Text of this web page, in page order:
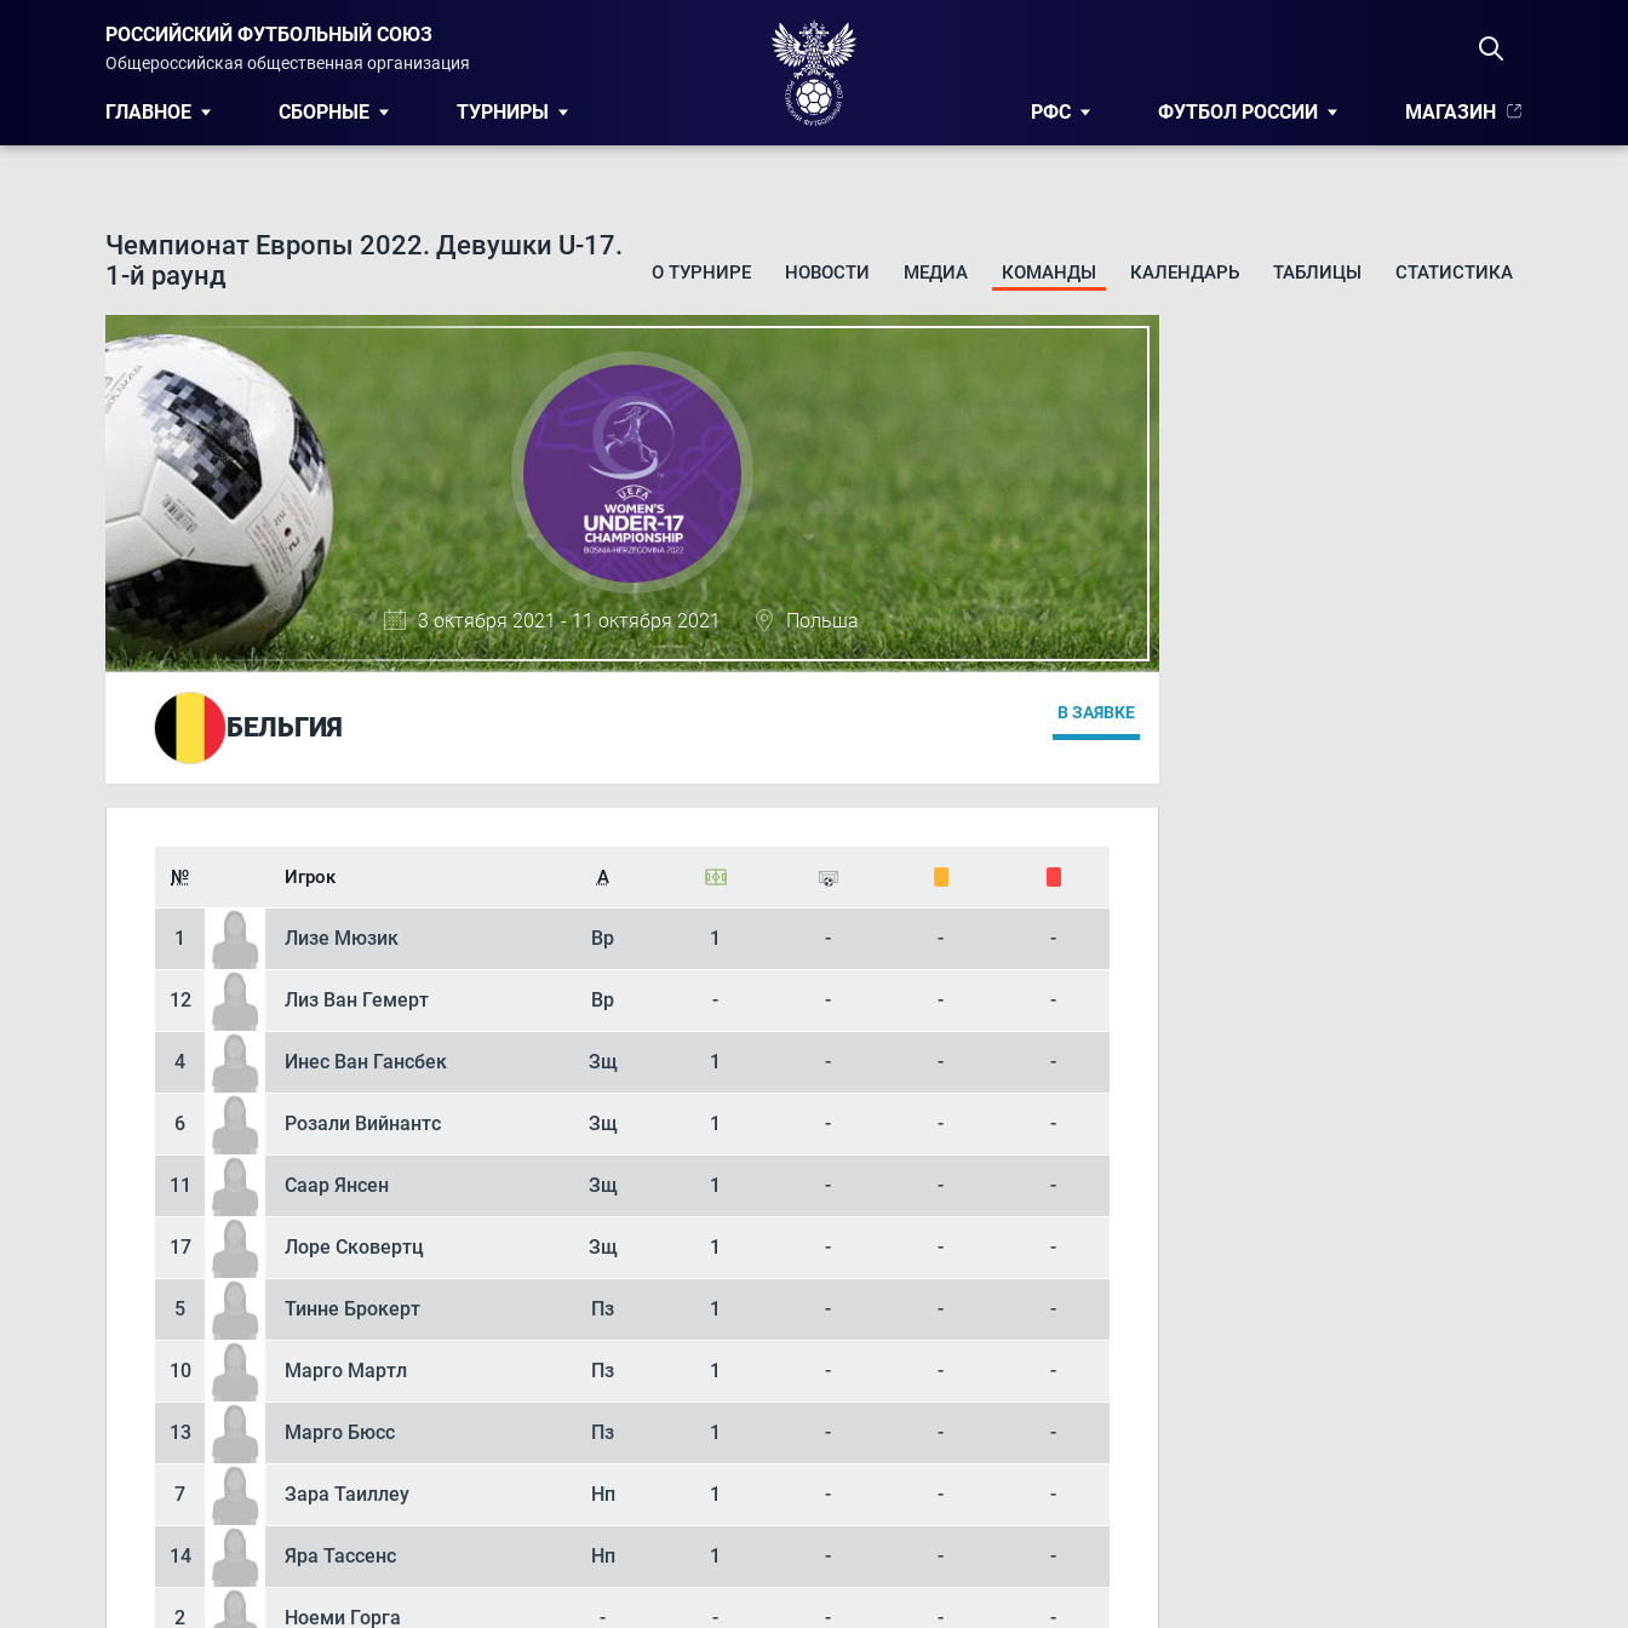
РОССИЙСКИЙ ФУТБОЛЬНЫЙ СОЮЗ
Общероссийская общественная организация
ГЛАВНОЕ СБОРНЫЕ ТУРНИРЫ РФС ФУТБОЛ РОССИИ МАГАЗИН
Чемпионат Европы 2022. Девушки U-17.
1-й раунд
О ТУРНИРЕ НОВОСТИ МЕДИА КОМАНДЫ КАЛЕНДАРЬ ТАБЛИЦЫ СТАТИСТИКА
3 октября 2021 - 11 октября 2021 Польша
БЕЛЬГИЯ В ЗАЯВКЕ
№ Игрок А
1 Лизе Мюзик Вр 1 - - -
12 Лиз Ван Гемерт Вр - - - -
4 Инес Ван Гансбек Зщ 1 - - -
6 Розали Вийнантс Зщ 1 - - -
11 Саар Янсен Зщ 1 - - -
17 Лоре Сковертц Зщ 1 - - -
5 Тинне Брокерт Пз 1 - - -
10 Марго Мартл Пз 1 - - -
13 Марго Бюсс Пз 1 - - -
7 Зара Таиллеу Нп 1 - - -
14 Яра Тассенс Нп 1 - - -
2 Ноеми Горга - - - - -